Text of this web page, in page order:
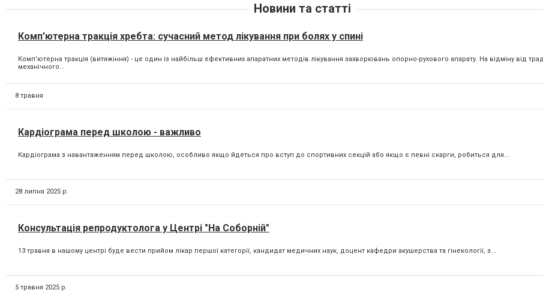
Новини та статті
Комп'ютерна тракція хребта: сучасний метод лікування при болях у спині
Комп'ютерна тракція (витяжіння) - це один із найбільш ефективних апаратних методів лікування захворювань опорно-рухового апарату. На відміну від
механічного...
8 травня
Кардіограма перед школою - важливо
Кардіограма з навантаженням перед школою, особливо якщо йдеться про вступ до спортивних секцій або якщо є певні скарги, робиться для...
28 липня 2025 р.
Консультація репродуктолога у Центрі "На Соборній"
13 травня в нашому центрі буде вести прийом лікар першої категорії, кандидат медичних наук, доцент кафедри акушерства та гінекології, з...
5 травня 2025 р.